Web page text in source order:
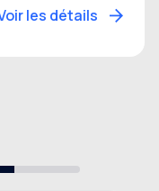
les détails